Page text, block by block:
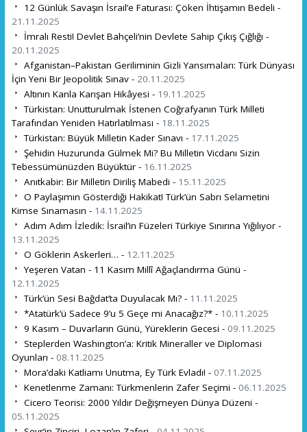
12 Günlük Savaşın İsrail’e Faturası: Çöken İhtişamın Bedeli -
21.11.2025
İmralı Resti! Devlet Bahçeli’nin Devlete Sahip Çıkış Çığlığı -
20.11.2025
Afganistan–Pakistan Geriliminin Gizli Yansımaları: Türk Dünyası
İçin Yeni Bir Jeopolitik Sınav - 20.11.2025
Altının Kanla Karışan Hikâyesi - 19.11.2025
Türkistan: Unutturulmak İstenen Coğrafyanın Türk Milleti
Tarafından Yeniden Hatırlatılması - 18.11.2025
Türkistan: Büyük Milletin Kader Sınavı - 17.11.2025
Şehidin Huzurunda Gülmek Mi? Bu Milletin Vicdanı Sizin
Tebessümünüzden Büyüktür - 16.11.2025
Anıtkabir: Bir Milletin Diriliş Mabedi - 15.11.2025
O Paylaşımın Gösterdiği Hakikat! Türk’ün Sabrı Selametini
Kimse Sınamasın - 14.11.2025
Adım Adım İzledik: İsrail’in Füzeleri Türkiye Sınırına Yığılıyor -
13.11.2025
O Göklerin Askerleri… - 12.11.2025
Yeşeren Vatan - 11 Kasım Millî Ağaçlandırma Günü -
12.11.2025
Türk’ün Sesi Bağdat’ta Duyulacak Mı? - 11.11.2025
*Atatürk’ü Sadece 9’u 5 Geçe mi Anacağız?* - 10.11.2025
9 Kasım – Duvarların Günü, Yüreklerin Gecesi - 09.11.2025
Steplerden Washington’a: Kritik Mineraller ve Diplomasi
Oyunları - 08.11.2025
Mora’daki Katliamı Unutma, Ey Türk Evladı! - 07.11.2025
Kenetlenme Zamanı: Türkmenlerin Zafer Seçimi - 06.11.2025
Cicero Teorisi: 2000 Yıldır Değişmeyen Dünya Düzeni -
05.11.2025